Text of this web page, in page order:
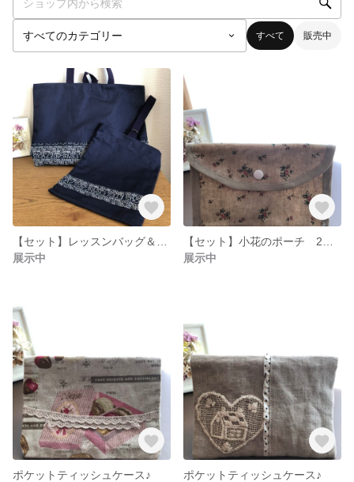
すべて 販売中
展示中
展示中
ポケットティッシュケース♪
ポケットティッシュケース♪